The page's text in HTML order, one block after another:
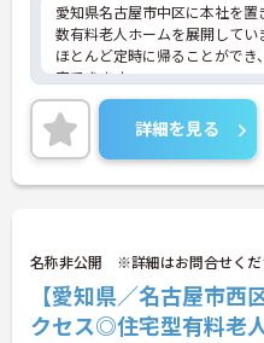
愛知県名古屋市中区に本社を置
数有料老人ホームを展開してい
ほとんど定時に帰ることができ
実できます。
最寄駅から徒歩5分、アクセス
す。
ご興味ある方には、面接対策ポ
詳細をお話しいたしますので
い。
詳細を見る
名称非公開 ※詳細はお問合せくだ
【愛知県／名古屋市
クセス◎住宅型有料老